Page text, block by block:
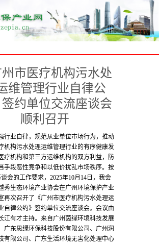
州市医疗机构污水处
维管理行业自律公
约单位交流座谈会
顺利召开
行业自律，规范从业单位市场行为，推动
机构污水处理运维管理行业的有序健康发
疗机构和第三方运维机构的双方利益，防
手段恶性竞争和以低价扰乱市场秩序。按
会的工作要求，2025年10月14日，我会
秀生态环境产业协会在广州环境保护产业
再次召开了《广州市医疗机构污水处理运
自律公约》签约单位交流座谈会。会议由
江有才主持。来自广州茵绿环境科技发展
广东思绿环保科技股份有限公司、广州润
有限公司、广东生活环境无害化处理中心